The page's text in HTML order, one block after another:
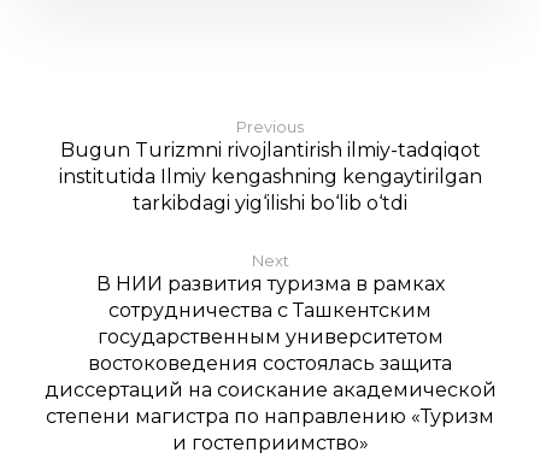
Previous
Bugun Turizmni rivojlantirish ilmiy-tadqiqot
institutida Ilmiy kengashning kengaytirilgan
tarkibdagi yig‘ilishi bo‘lib o‘tdi
Next
В НИИ развития туризма в рамках
сотрудничества с Ташкентским
государственным университетом
востоковедения состоялась защита
диссертаций на соискание академической
степени магистра по направлению «Туризм
и гостеприимство»